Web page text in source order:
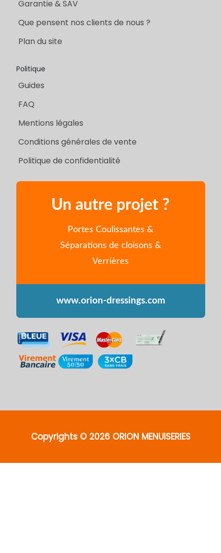
Garantie & SAV
Que pensent nos clients de nous ?
Plan du site
Politique
Guides
FAQ
Mentions légales
Conditions générales de vente
Politique de confidentialité
Un autre projet ?
Portes Coulissantes &
Séparations de cloisons &
Verrières
www.orion-dressings.com
Copyrights © 2026 ORION MENUISERIES